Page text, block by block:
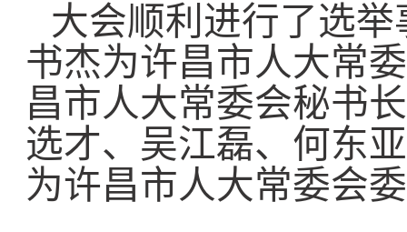
大会顺利进行了选
书杰为许昌市人大常
昌市人大常委会秘书
选才、吴江磊、何东
为许昌市人大常委会